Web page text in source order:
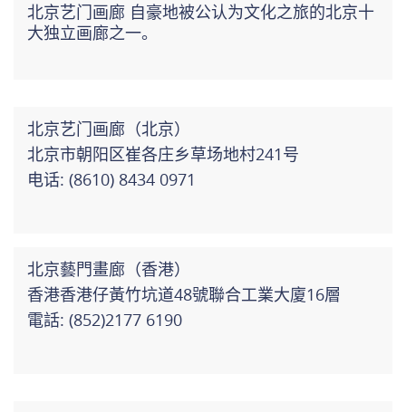
北京艺门画廊 自豪地被公认为文化之旅的北京十
大独立画廊之一。
北京艺门画廊（北京）
北京市朝阳区崔各庄乡草场地村241号
电话: (8610) 8434 0971
北京藝門畫廊（香港）
香港香港仔黃竹坑道48號聯合工業大廈16層
電話: (852)2177 6190